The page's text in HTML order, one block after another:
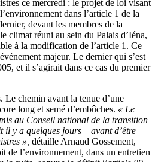
ce mercredi : le projet de loi visant
dans l’article 1 de la
devant les membres de la
climat réuni au sein du Palais d’Iéna,
à la modification de l’article 1. Ce
majeur. Le dernier qui s’est
et il s’agirait dans ce cas du premier
Le chemin avant la tenue d’une
long et semé d’embûches. « Le
au Conseil national de la transition
il y a quelques jours – avant d’être
», détaille Arnaud Gossement,
de l’environnement, dans un entretien